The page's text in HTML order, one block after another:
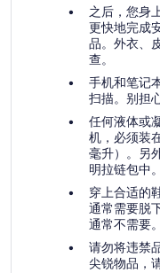
之后，您身
更快地完成
品。外衣、
查。
手机和笔记
扫描。别担
任何液体或
机，必须装
毫升）。另
明拉链包中。
穿上合适的
通常需要脱
通常不需要。
请勿将违禁
尖锐物品，